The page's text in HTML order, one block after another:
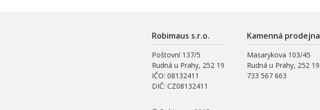
Robimaus s.r.o.
Poštovní 137/5
Rudná u Prahy, 252 19
IČO: 08132411
DIČ: CZ08132411
Kamenná prodejna
Masarykova 103/45
Rudná u Prahy, 252 19
733 567 663